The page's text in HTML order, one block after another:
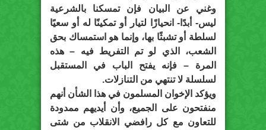
وغني عن البيان فإن تمسكنا بالشرعية
ليس- أبدًا- انحيازًا لتيار أو تمكينًا له أو سعيًا
لسلطة أو تشبثًا بها، وإنما هو استمساك بحق
الشعب، الذي لو تم التفريط فيه – هذه
المرة – فإنه يفتح الباب في المستقبل
لسلسلة لا تنتهي من التنازلات.
ويؤكد الإخوان المسلمون في هذا الشأن أنهم
منفتحون على الجميع، وأن أيديهم ممدودة
للتعاون مع كل رافضي الانقلاب من شتى